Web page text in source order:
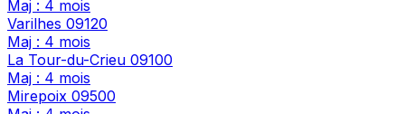
Maj : 4 mois
Varilhes 09120
Maj : 4 mois
La Tour-du-Crieu 09100
Maj : 4 mois
Mirepoix 09500